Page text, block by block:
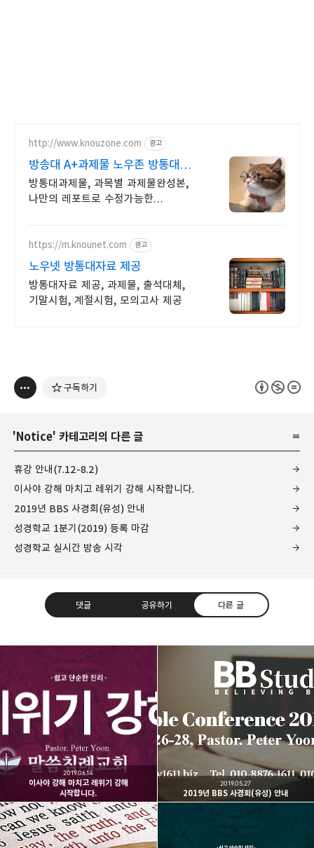
http://www.knouzone.com 광고
방송대 A+과제물 노우존 방통대
자료포털 NO.1
방통대과제물, 과목별 과제물완성본,
나만의 레포트로 수정가능한
https://m.knounet.com 광고
노우넷 방통대자료 제공
방통대자료 제공, 과제물, 출석대체,
기말시험, 계절시험, 모의고사 제공
구독하기
'Notice' 카테고리의 다른 글
휴강 안내(7.12-8.2)
이사야 강해 마치고 레위기 강해 시작합니다.
2019년 BBS 사경회(유성) 안내
성경학교 1분기(2019) 등록 마감
성경학교 실시간 방송 시각
댓글 공유하기 다른 글
Believing Bible Studies
믿음으로 말씀을 공부하는 성경 학교입니다.
구독하기
구독하기 카카오톡 라인 트위터
카카오스토리 밴드
이사야 강해 마치고 레위기 강해
시작합니다.
2019.06.14
2019년 BBS 사경회(유성) 안내
2019.05.27